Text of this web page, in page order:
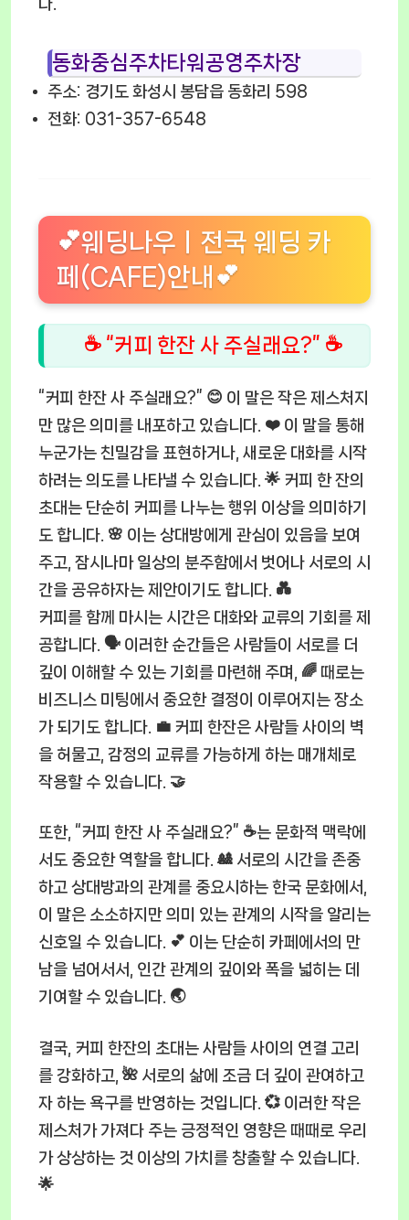
동화중심주차타워공영주차장
주소: 경기도 화성시 봉담읍 동화리 598
전화: 031-357-6548
💕웨딩나우ㅣ전국 웨딩 카
페(CAFE)안내💕
☕ “커피 한잔 사 주실래요?” ☕
“커피 한잔 사 주실래요?” 😊 이 말은 작은 제스처지
만 많은 의미를 내포하고 있습니다. ❤️ 이 말을 통해
누군가는 친밀감을 표현하거나, 새로운 대화를 시작
하려는 의도를 나타낼 수 있습니다. 🌟 커피 한 잔의
초대는 단순히 커피를 나누는 행위 이상을 의미하기
도 합니다. 🌸 이는 상대방에게 관심이 있음을 보여
주고, 잠시나마 일상의 분주함에서 벗어나 서로의 시
간을 공유하자는 제안이기도 합니다. 💑
커피를 함께 마시는 시간은 대화와 교류의 기회를 제
공합니다. 🗣️ 이러한 순간들은 사람들이 서로를 더
깊이 이해할 수 있는 기회를 마련해 주며, 🌈 때로는
비즈니스 미팅에서 중요한 결정이 이루어지는 장소
가 되기도 합니다. 💼 커피 한잔은 사람들 사이의 벽
을 허물고, 감정의 교류를 가능하게 하는 매개체로
작용할 수 있습니다. 🤝
또한, “커피 한잔 사 주실래요?” ☕는 문화적 맥락에
서도 중요한 역할을 합니다. 🎎 서로의 시간을 존중
하고 상대방과의 관계를 중요시하는 한국 문화에서,
이 말은 소소하지만 의미 있는 관계의 시작을 알리는
신호일 수 있습니다. 💕 이는 단순히 카페에서의 만
남을 넘어서서, 인간 관계의 깊이와 폭을 넓히는 데
기여할 수 있습니다. 🌏
결국, 커피 한잔의 초대는 사람들 사이의 연결 고리
를 강화하고, 🌺 서로의 삶에 조금 더 깊이 관여하고
자 하는 욕구를 반영하는 것입니다. 💞 이러한 작은
제스처가 가져다 주는 긍정적인 영향은 때때로 우리
가 상상하는 것 이상의 가치를 창출할 수 있습니다.
🌟